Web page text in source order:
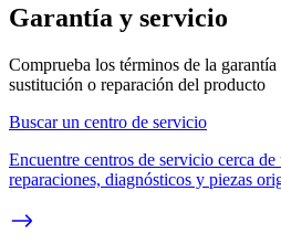
Garantía y servicio
Comprueba los términos de la
sustitución o reparación del producto
Buscar un centro de servicio
Encuentre centros de servicio cerca de
reparaciones, diagnósticos y piezas